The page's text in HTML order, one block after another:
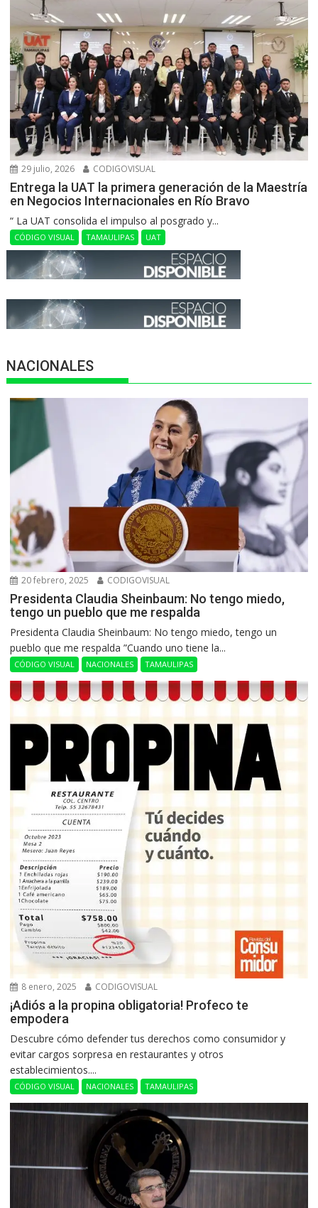
29 julio, 2026 CODIGOVISUAL
Entrega la UAT la primera generación de la Maestría
en Negocios Internacionales en Río Bravo
“ La UAT consolida el impulso al posgrado y...
CÓDIGO VISUAL TAMAULIPAS UAT
NACIONALES
20 febrero, 2025 CODIGOVISUAL
Presidenta Claudia Sheinbaum: No tengo miedo,
tengo un pueblo que me respalda
Presidenta Claudia Sheinbaum: No tengo miedo, tengo un
pueblo que me respalda ”Cuando uno tiene la...
CÓDIGO VISUAL NACIONALES TAMAULIPAS
8 enero, 2025 CODIGOVISUAL
¡Adiós a la propina obligatoria! Profeco te
empodera
Descubre cómo defender tus derechos como consumidor y
evitar cargos sorpresa en restaurantes y otros
establecimientos....
CÓDIGO VISUAL NACIONALES TAMAULIPAS